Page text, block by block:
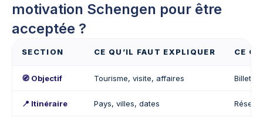
motivation Schengen pour être
acceptée ?
SECTION CE QU’IL FAUT EXPLIQUER CE
🧭 Objectif Tourisme, visite, affaires Billets,
📍 Itinéraire Pays, villes, dates